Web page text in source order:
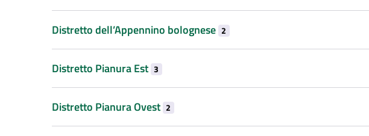
Distretto dell’Appennino bolognese 2
Distretto Pianura Est 3
Distretto Pianura Ovest 2